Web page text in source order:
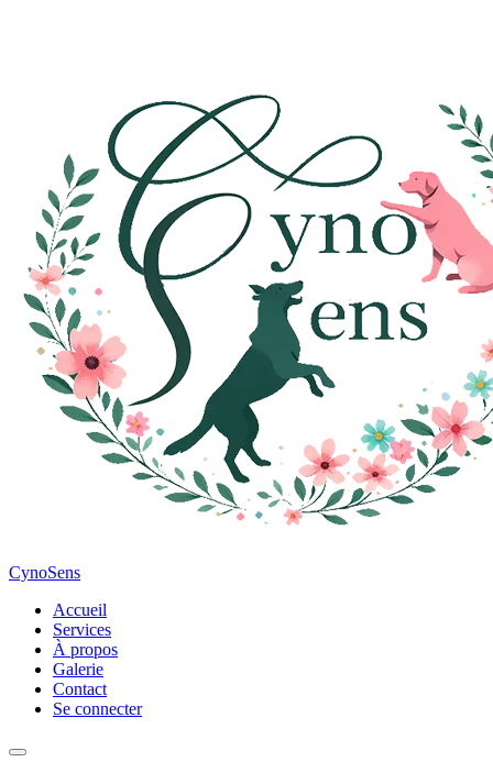
CynoSens
Accueil
Services
À propos
Galerie
Contact
Se connecter